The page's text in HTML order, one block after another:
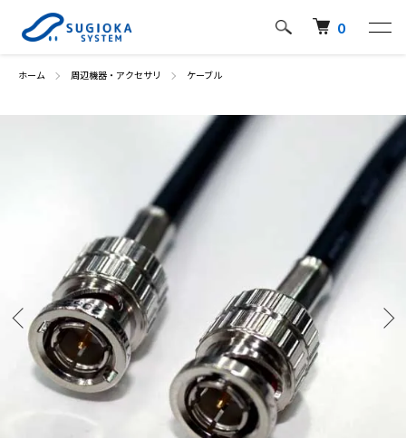
0
ホーム 周辺機器・アクセサリ ケーブル